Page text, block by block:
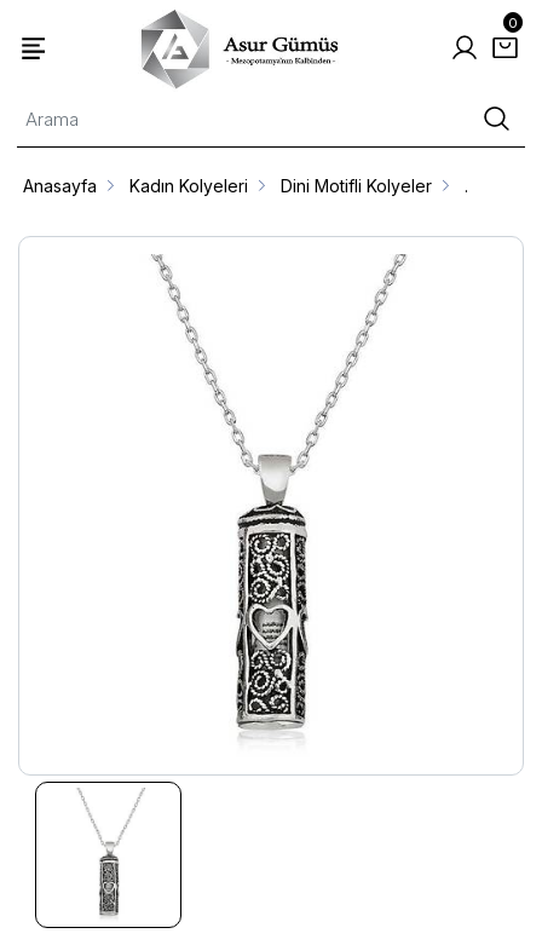
0
Anasayfa Kadın Kolyeleri Dini Motifli Kolyeler .